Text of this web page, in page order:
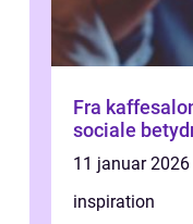
Fra
sociale
11 januar 2026
inspiration